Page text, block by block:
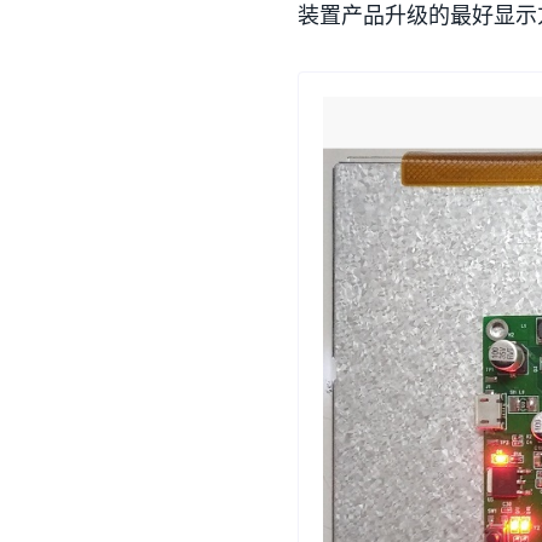
装置产品升级的最好显